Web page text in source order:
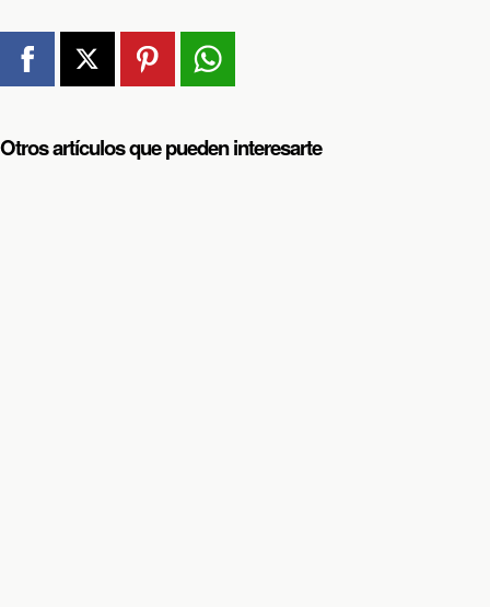
Otros artículos que pueden interesarte